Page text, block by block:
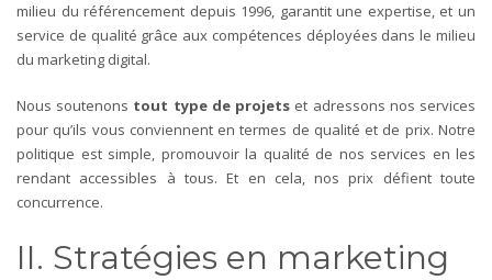
milieu du référencement depuis 1996, garantit une expertise, et un
service de qualité grâce aux compétences déployées dans le milieu
du marketing digital.
Nous soutenons tout type de projets et adressons nos services
pour qu’ils vous conviennent en termes de qualité et de prix. Notre
politique est simple, promouvoir la qualité de nos services en les
rendant accessibles à tous. Et en cela, nos prix défient toute
concurrence.
II. Stratégies en marketing